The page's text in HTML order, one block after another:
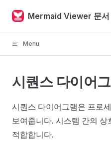
Skip to content
Mermaid Viewer 문서
Menu
시퀀스 다이어
시퀀스 다이어그램은 프로
보여줍니다. 시스템 간의
적합합니다.